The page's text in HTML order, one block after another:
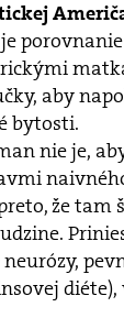
aby
bytosti.
nie je,
že